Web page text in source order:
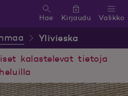
Valikko
Hae Kirjaudu
Ylivieska
kalastelevat tietoja